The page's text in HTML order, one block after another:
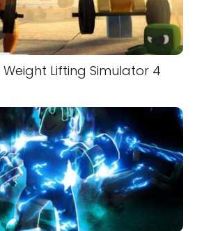
Weight Lifting Simulator 4